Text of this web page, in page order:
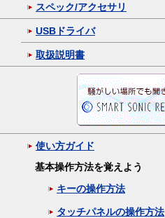
スペック/アクセサリ
USBドライバ
取扱説明書
使い方ガイド
基本操作方法を覚えよう
キーの操作方法
タッチパネルの操作方法